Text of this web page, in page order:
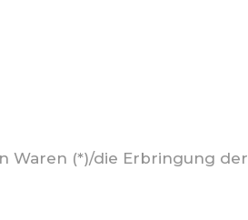
Waren (*)/die Erbringung der